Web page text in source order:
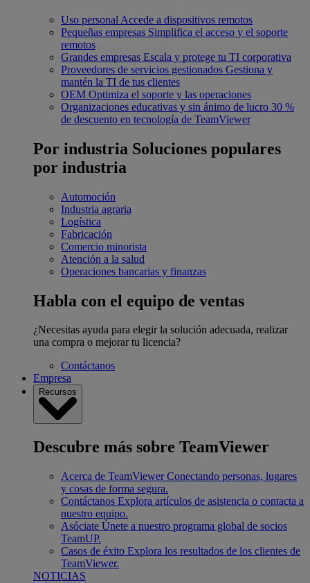
Uso personal Accede a dispositivos remotos
Pequeñas empresas Simplifica el acceso y el soporte
remotos
Grandes empresas Escala y protege tu TI corporativa
Proveedores de servicios gestionados Gestiona y
mantén la TI de tus clientes
OEM Optimiza el soporte y las operaciones
Organizaciones educativas y sin ánimo de lucro 30 %
de descuento en tecnología de TeamViewer
Por industria Soluciones populares
por industria
Automoción
Industria agraria
Logística
Fabricación
Comercio minorista
Atención a la salud
Operaciones bancarias y finanzas
Habla con el equipo de ventas
¿Necesitas ayuda para elegir la solución adecuada, realizar
una compra o mejorar tu licencia?
Contáctanos
Empresa
Recursos
Descubre más sobre TeamViewer
Acerca de TeamViewer Conectando personas, lugares
y cosas de forma segura.
Contáctanos Explora artículos de asistencia o contacta a
nuestro equipo.
Asóciate Únete a nuestro programa global de socios
TeamUP.
Casos de éxito Explora los resultados de los clientes de
TeamViewer.
NOTICIAS